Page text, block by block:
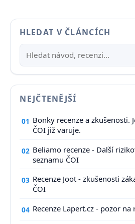
HLEDAT V ČLÁNCÍCH
NEJČTENĚJŠÍ
01 Bonky recenze a zkušenosti.
ČOI již varuje.
02 Beliamo recenze - Další
seznamu ČOI
03 Recenze Joot - zkušenosti
ČOI
04 Recenze Lapert.cz - pozor